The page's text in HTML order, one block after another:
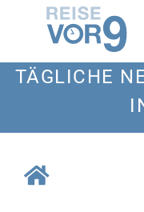
TÄGLICHE